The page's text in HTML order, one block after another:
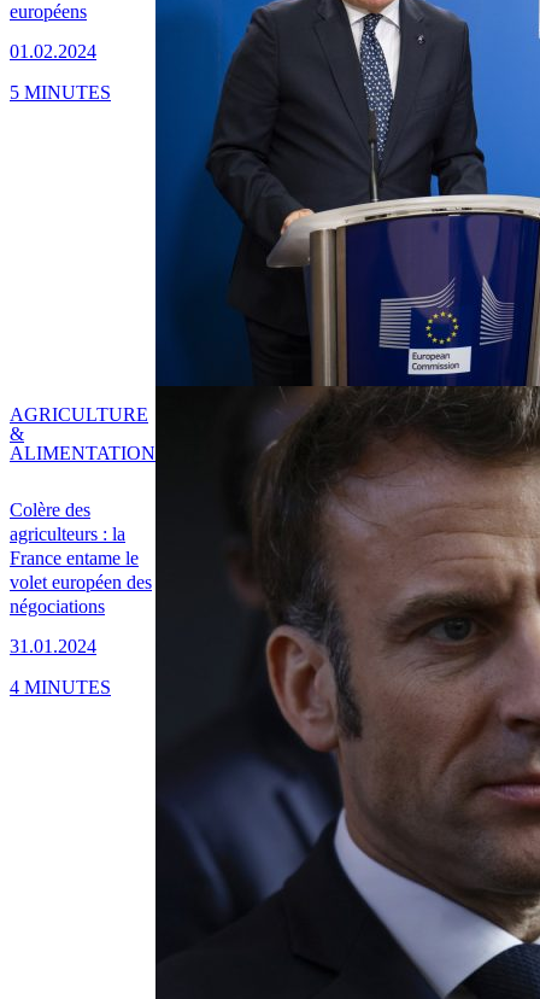
européens
01.02.2024
5 MINUTES
Colère des
agriculteurs : la
France entame le
volet européen des
négociations
31.01.2024
AGRICULTURE
&
ALIMENTATION
4 MINUTES